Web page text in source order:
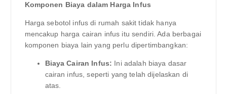
Komponen Biaya dalam Harga Infus
Harga sebotol infus di rumah sakit tidak hanya
mencakup harga cairan infus itu sendiri. Ada berbagai
komponen biaya lain yang perlu dipertimbangkan:
Biaya Cairan Infus: Ini adalah biaya dasar
cairan infus, seperti yang telah dijelaskan di
atas.